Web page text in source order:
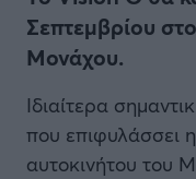
Σεπτεμβρίου
Μονάχου.
Ιδιαίτερα
που επιφυλάσσει η
αυτοκινήτου του